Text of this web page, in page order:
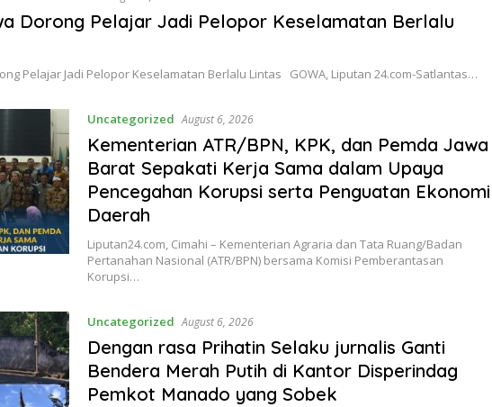
Dorong Pelajar Jadi Pelopor Keselamatan Berlalu
Pelajar Jadi Pelopor Keselamatan Berlalu Lintas GOWA, Liputan 24.com-Satlantas…
Uncategorized August 6, 2026
Kementerian ATR/BPN, KPK, dan Pemda Jawa
Barat Sepakati Kerja Sama dalam Upaya
Pencegahan Korupsi serta Penguatan Ekonomi
Daerah
Liputan24.com, Cimahi – Kementerian Agraria dan Tata Ruang/Badan
Pertanahan Nasional (ATR/BPN) bersama Komisi Pemberantasan
Korupsi…
Uncategorized August 6, 2026
Dengan rasa Prihatin Selaku jurnalis Ganti
Bendera Merah Putih di Kantor Disperindag
Pemkot Manado yang Sobek